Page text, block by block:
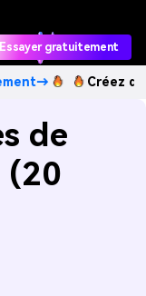
Essayer gratuitement
Créez des images
de
(20